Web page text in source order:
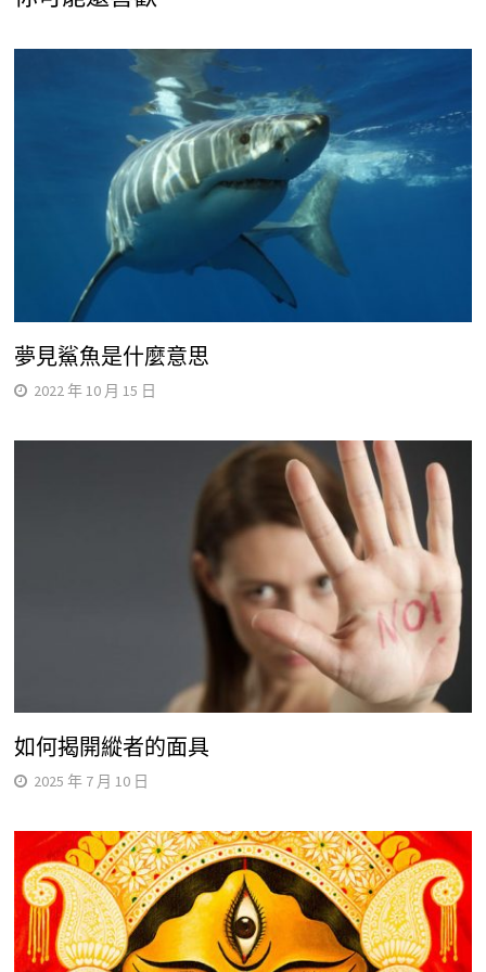
夢見鯊魚是什麼意思
2022 年 10 月 15 日
如何揭開縱者的面具
2025 年 7 月 10 日